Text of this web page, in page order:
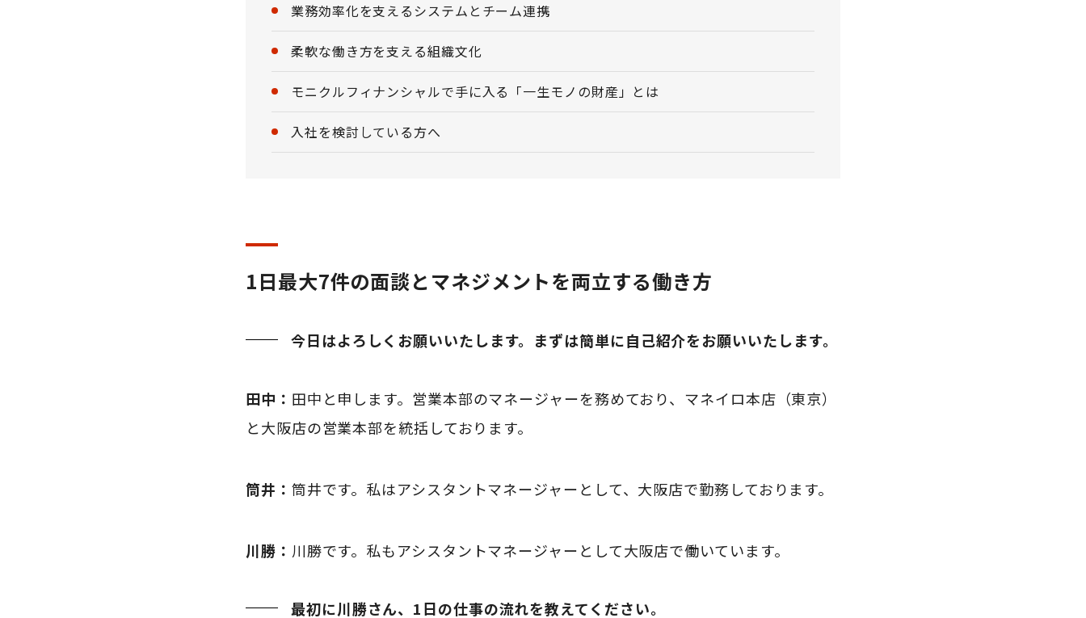
業務効率化を支えるシステムとチーム連携
柔軟な働き方を支える組織文化
モニクルフィナンシャルで手に入る「一生モノの財産」とは
入社を検討している方へ
1日最大7件の面談とマネジメントを両立する働き方
今日はよろしくお願いいたします。まずは簡単に自己紹介をお願いいたします。
田中： 田中と申します。営業本部のマネージャーを務めており、マネイロ本店（東京）
と大阪店の営業本部を統括しております。
筒井： 筒井です。私はアシスタントマネージャーとして、大阪店で勤務しております。
川勝： 川勝です。私もアシスタントマネージャーとして大阪店で働いています。
最初に川勝さん、1日の仕事の流れを教えてください。